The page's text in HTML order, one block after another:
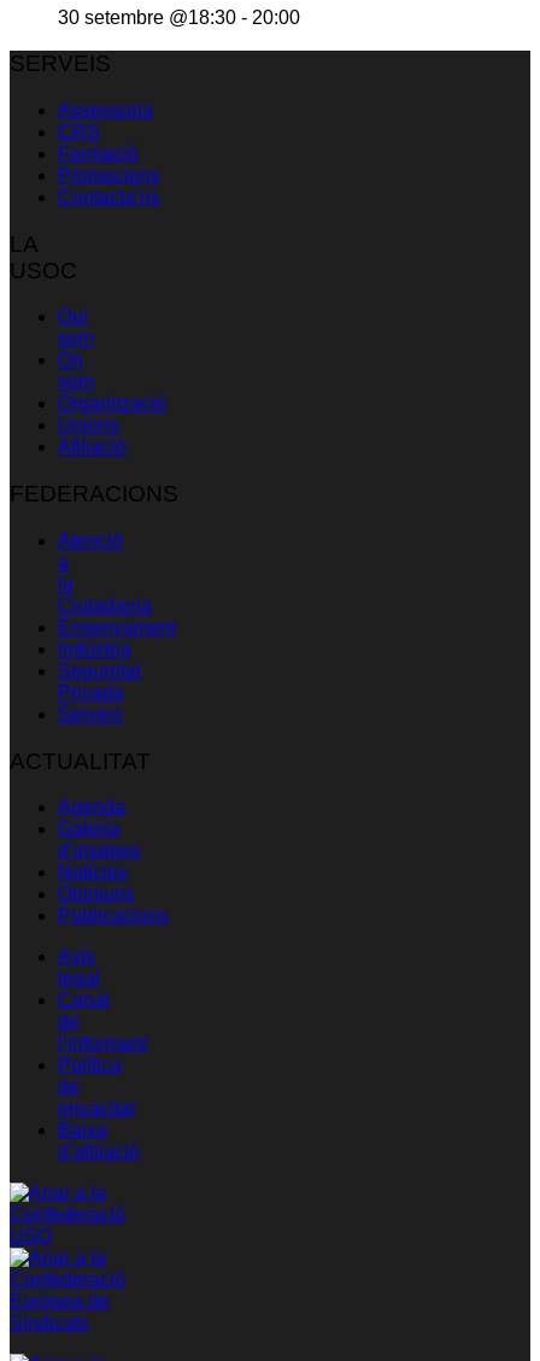
30 setembre @18:30 - 20:00
SERVEIS
Assessoria
CRS
Formació
Promocions
Contacta’ns
LA
USOC
Qui
som
On
som
Organització
Unions
Afiliació
FEDERACIONS
Atenció
a
la
Ciutadania
Ensenyament
Indústria
Seguretat
Privada
Serveis
ACTUALITAT
Agenda
Galeria
d’imatges
Notícies
Opinions
Publicacions
Avís
legal
Canal
de
l’informant
Política
de
privacitat
Baixa
d’afiliació